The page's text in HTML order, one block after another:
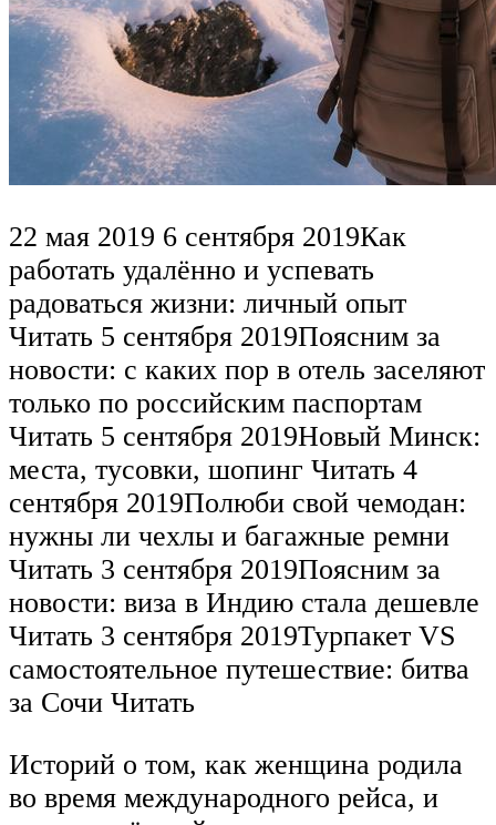
22 мая 2019 6 сентября 2019Как
работать удалённо и успевать
радоваться жизни: личный опыт
Читать 5 сентября 2019Поясним за
новости: с каких пор в отель заселяют
только по российским паспортам
Читать 5 сентября 2019Новый Минск:
места, тусовки, шопинг Читать 4
сентября 2019Полюби свой чемодан:
нужны ли чехлы и багажные ремни
Читать 3 сентября 2019Поясним за
новости: виза в Индию стала дешевле
Читать 3 сентября 2019Турпакет VS
самостоятельное путешествие: битва
за Сочи Читать
Историй о том, как женщина родила
во время международного рейса, и